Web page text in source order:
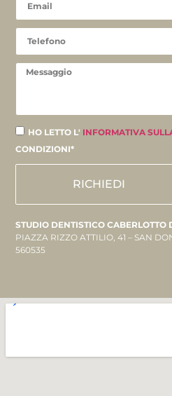
HO LETTO L' INFORMATIVA
CONDIZIONI*
RICHIEDI
STUDIO DENTISTICO CABERLOTTO
PIAZZA RIZZO ATTILIO, 41 – SAN
560535